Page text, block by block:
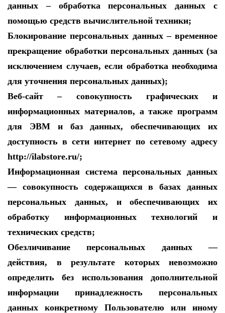
данных – обработка персональных данных с
помощью средств вычислительной техники;
Блокирование персональных данных – временное
прекращение обработки персональных данных (за
исключением случаев, если обработка необходима
для уточнения персональных данных);
Веб-сайт – совокупность графических и
информационных материалов, а также программ
для ЭВМ и баз данных, обеспечивающих их
доступность в сети интернет по сетевому адресу
http://ilabstore.ru/;
Информационная система персональных данных
— совокупность содержащихся в базах данных
персональных данных, и обеспечивающих их
обработку информационных технологий и
технических средств;
Обезличивание персональных данных —
действия, в результате которых невозможно
определить без использования дополнительной
информации принадлежность персональных
данных конкретному Пользователю или иному